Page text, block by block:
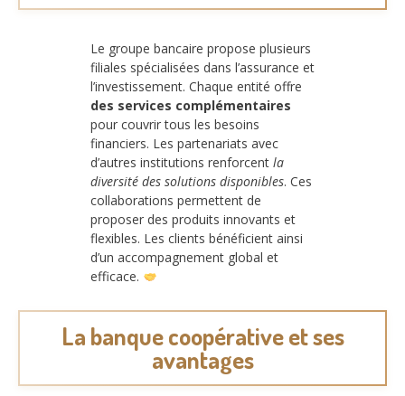
Le groupe bancaire propose plusieurs
filiales spécialisées dans l’assurance et
l’investissement. Chaque entité offre
des services complémentaires
pour couvrir tous les besoins
financiers. Les partenariats avec
d’autres institutions renforcent la
diversité des solutions disponibles. Ces
collaborations permettent de
proposer des produits innovants et
flexibles. Les clients bénéficient ainsi
d’un accompagnement global et
efficace.
La banque coopérative et ses
avantages